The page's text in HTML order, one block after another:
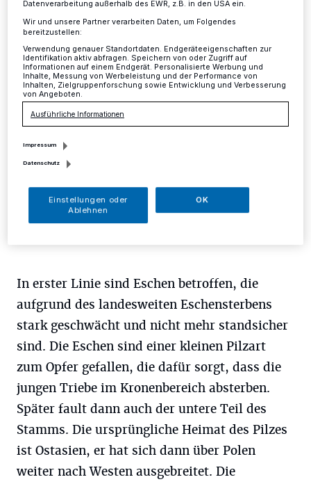
Mettmann teilt mit, dass aus Gründen der
Neandertal Bäume gefällt werden müssen. Gefällt wird
in Bereichen vom Museumsparkplatz bis zur
Steinzeitwerkstatt, bei Bracken in Gruiten und im
Umfeld der Kläranlage bei Gruiten.
In erster Linie sind Eschen betroffen, die
aufgrund des landesweiten Eschensterbens
stark geschwächt und nicht mehr standsicher
sind. Die Eschen sind einer kleinen Pilzart
zum Opfer gefallen, die dafür sorgt, dass die
jungen Triebe im Kronenbereich absterben.
Später fault dann auch der untere Teil des
Stamms. Die ursprüngliche Heimat des Pilzes
ist Ostasien, er hat sich dann über Polen
weiter nach Westen ausgebreitet. Die
Datenverarbeitung außerhalb des EWR, z.B. in den USA ein.
Wir und unsere Partner verarbeiten Daten, um Folgendes
bereitzustellen:
Verwendung genauer Standortdaten. Endgeräteeigenschaften zur
Identifikation aktiv abfragen. Speichern von oder Zugriff auf
Informationen auf einem Endgerät. Personalisierte Werbung und
Inhalte, Messung von Werbeleistung und der Performance von
Inhalten, Zielgruppenforschung sowie Entwicklung und Verbesserung
von Angeboten.
Ausführliche Informationen
Impressum
Datenschutz
Einstellungen oder
Ablehnen
OK